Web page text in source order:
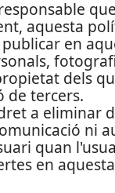
aquesta
en
dels
de tercers.
dret a
ni
quan
en